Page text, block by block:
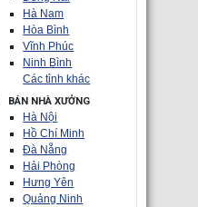
Hà Nam
Hòa Bình
Vĩnh Phúc
Ninh Bình
Các tỉnh khác
BÁN NHÀ XƯỞNG
Hà Nội
Hồ Chí Minh
Đà Nẵng
Hải Phòng
Hưng Yên
Quảng Ninh